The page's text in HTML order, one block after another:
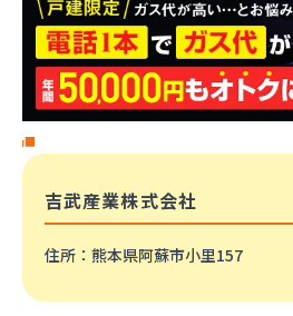
吉武産業株式会社
住所 ：熊本県阿蘇市小里157